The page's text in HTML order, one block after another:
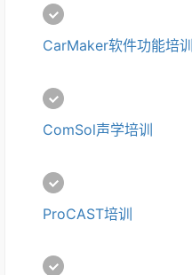
CarMaker软件功能培训
ComSol声学培训
ProCAST培训